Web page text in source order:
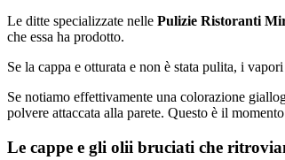
Le ditte specializzate nelle Pulizie Ristoranti
che essa ha prodotto.
Se la cappa e otturata e non è stata pulita, i
Se notiamo effettivamente una colorazione
polvere attaccata alla parete. Questo è il
Le cappe e gli olii bruciati che